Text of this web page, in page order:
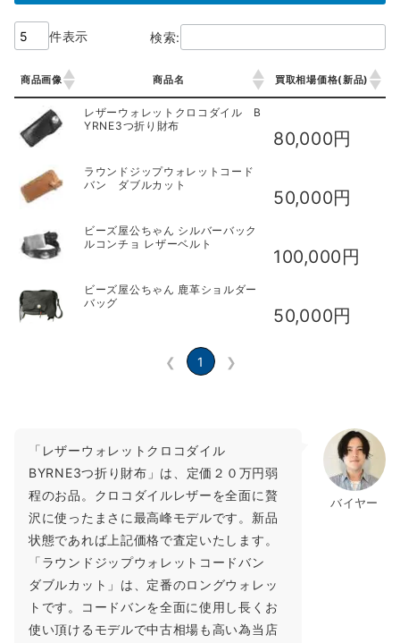
件表示 検索:
商品画像 商品名 買取相場価格(新品)
商品画像 商品名
レザーウォレットクロコダイル B
YRNE3つ折り財布
80,000円
ラウンドジップウォレットコード
バン ダブルカット
50,000円
ビーズ屋公ちゃん シルバーバック
ルコンチョ レザーベルト
100,000円
ビーズ屋公ちゃん 鹿革ショルダー
バッグ
50,000円
❮ 1 ❯
バイヤー
「レザーウォレットクロコダイル
BYRNE3つ折り財布」は、定価２０万円弱
程のお品。クロコダイルレザーを全面に贅
沢に使ったまさに最高峰モデルです。新品
状態であれば上記価格で査定いたします。
「ラウンドジップウォレットコードバン
ダブルカット」は、定番のロングウォレッ
トです。コードバンを全面に使用し長くお
使い頂けるモデルで中古相場も高い為当店